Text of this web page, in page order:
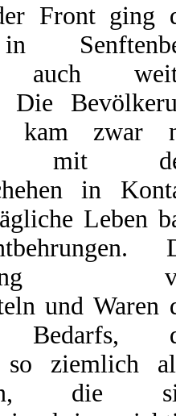
Front ging
auch
Die
kam zwar
mit
in
Leben
und Waren
Bedarfs,
so ziemlich
die